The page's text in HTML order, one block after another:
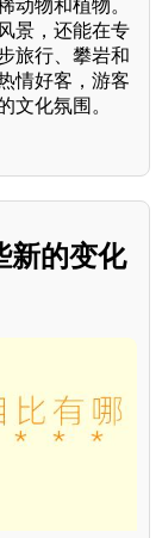
动物和植物。
景，还能在专
旅行、攀岩和
情好客，游客
文化氛围。
新的变化